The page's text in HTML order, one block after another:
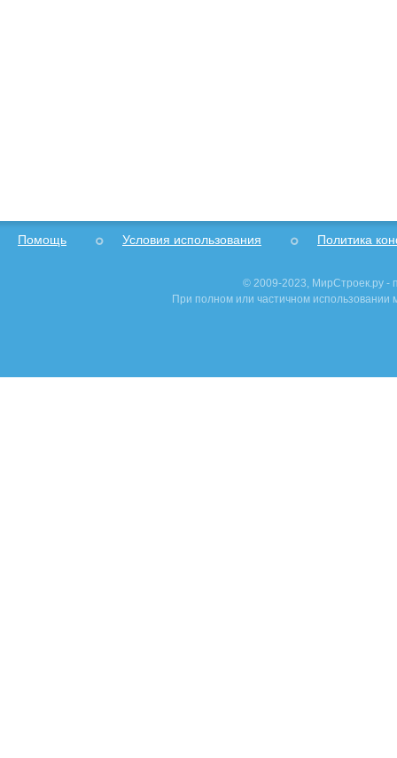
Помощь Условия использования Политика
© 2009-2023, МирСтроек.ру -
При полном или частичном использовании